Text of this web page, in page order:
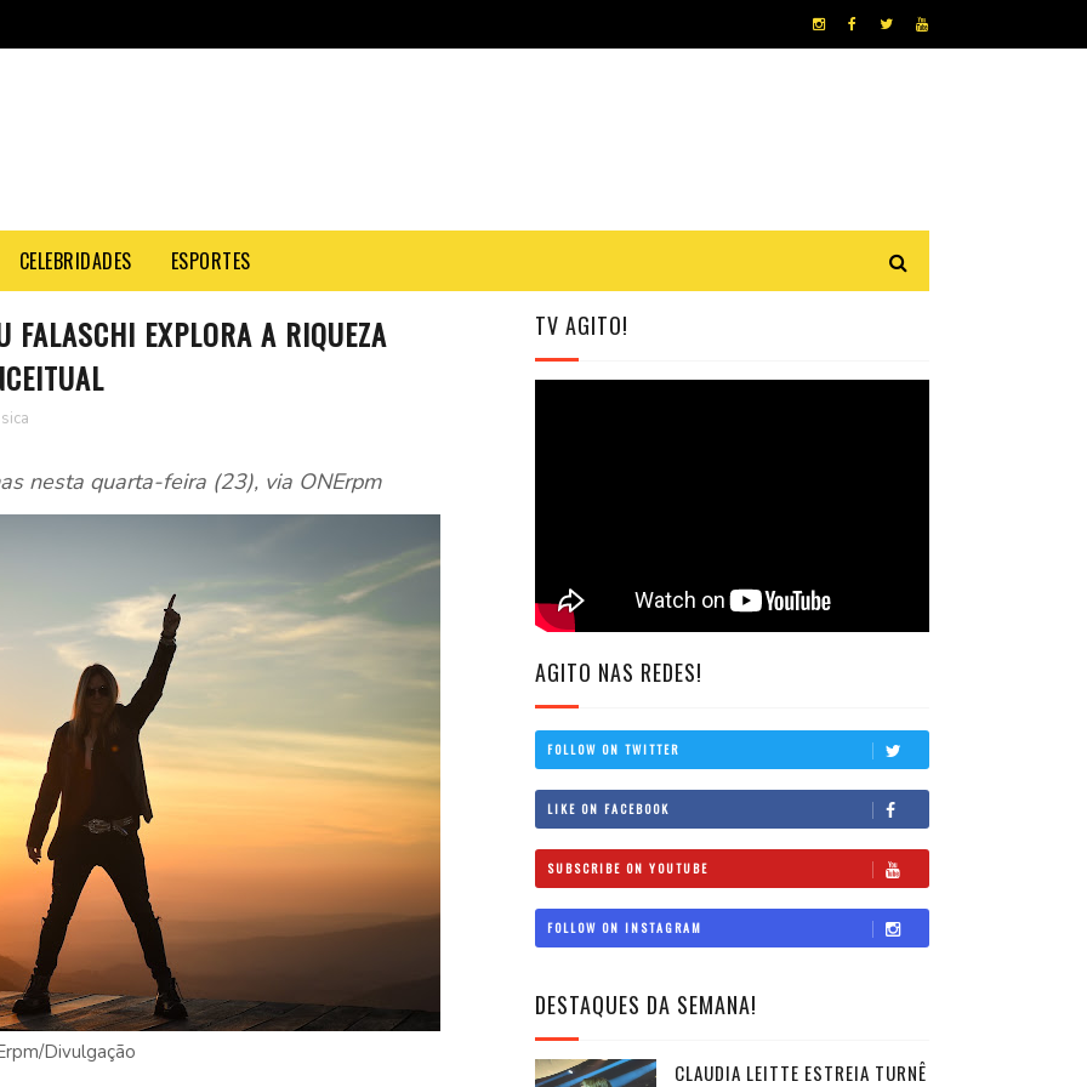
CELEBRIDADES ESPORTES
FALASCHI EXPLORA A RIQUEZA
nesta quarta-feira (23), via ONErpm
Divulgação
TV AGITO!
AGITO NAS REDES!
FOLLOW ON TWITTER
LIKE ON FACEBOOK
SUBSCRIBE ON YOUTUBE
FOLLOW ON INSTAGRAM
DESTAQUES DA SEMANA!
CLAUDIA LEITTE ESTREIA TURNÊ